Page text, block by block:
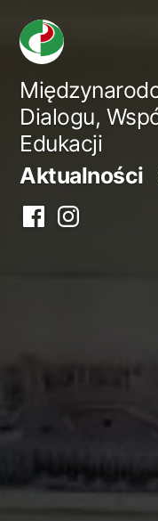
Przejdź
treści
Dialogu,
Edukacji
Aktualności
FacebookInstagram